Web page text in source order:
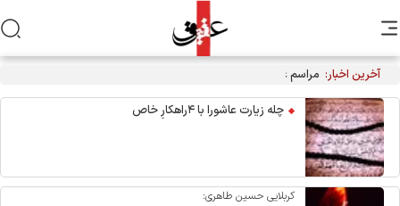
آخرین اخبار: مراسم عزاداری اربعین هیأت‌های دانشجویی در جوار محل شهادت
رهبر انقلاب
چله زیارت عاشورا با ۴راهکارِ خاص
کربلایی حسین طاهری: